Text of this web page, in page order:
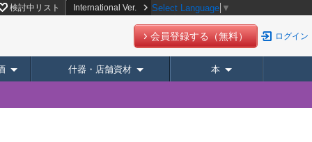
検討中リスト International Ver. Select Language ▼
会員登録する（無料） ログイン
什器・店舗資材 本